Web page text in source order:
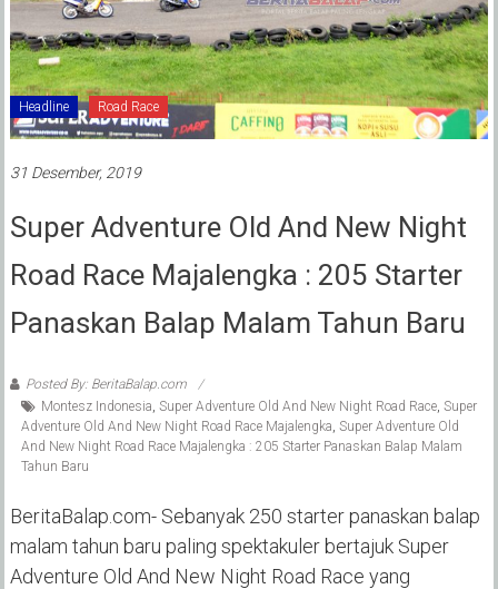
Headline Road Race
31 Desember, 2019
Super Adventure Old And New Night
Road Race Majalengka : 205 Starter
Panaskan Balap Malam Tahun Baru
Posted By: BeritaBalap.com
Montesz Indonesia, Super Adventure Old And New Night Road Race, Super
Adventure Old And New Night Road Race Majalengka, Super Adventure Old
And New Night Road Race Majalengka : 205 Starter Panaskan Balap Malam
Tahun Baru
BeritaBalap.com- Sebanyak 250 starter panaskan balap
malam tahun baru paling spektakuler bertajuk Super
Adventure Old And New Night Road Race yang